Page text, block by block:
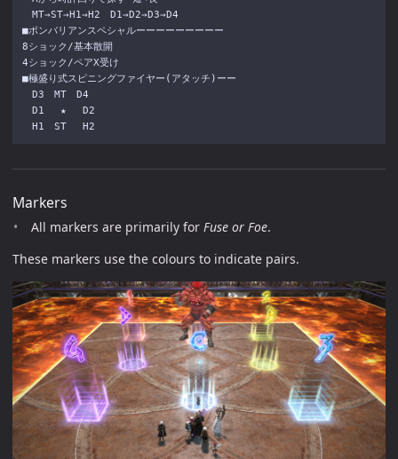
MT→ST→H1→H2　D1→D2→D3→D4
■ボンバリアンスペシャルーーーーーーーーー
8ショック/基本散開
4ショック/ペアX受け
■極盛り式スピニングファイヤー(アタッチ)ーー
D3　MT　D4
D1 　★ 　D2
Markers
All markers are primarily for Fuse or Foe.
These markers use the colours to indicate pairs.